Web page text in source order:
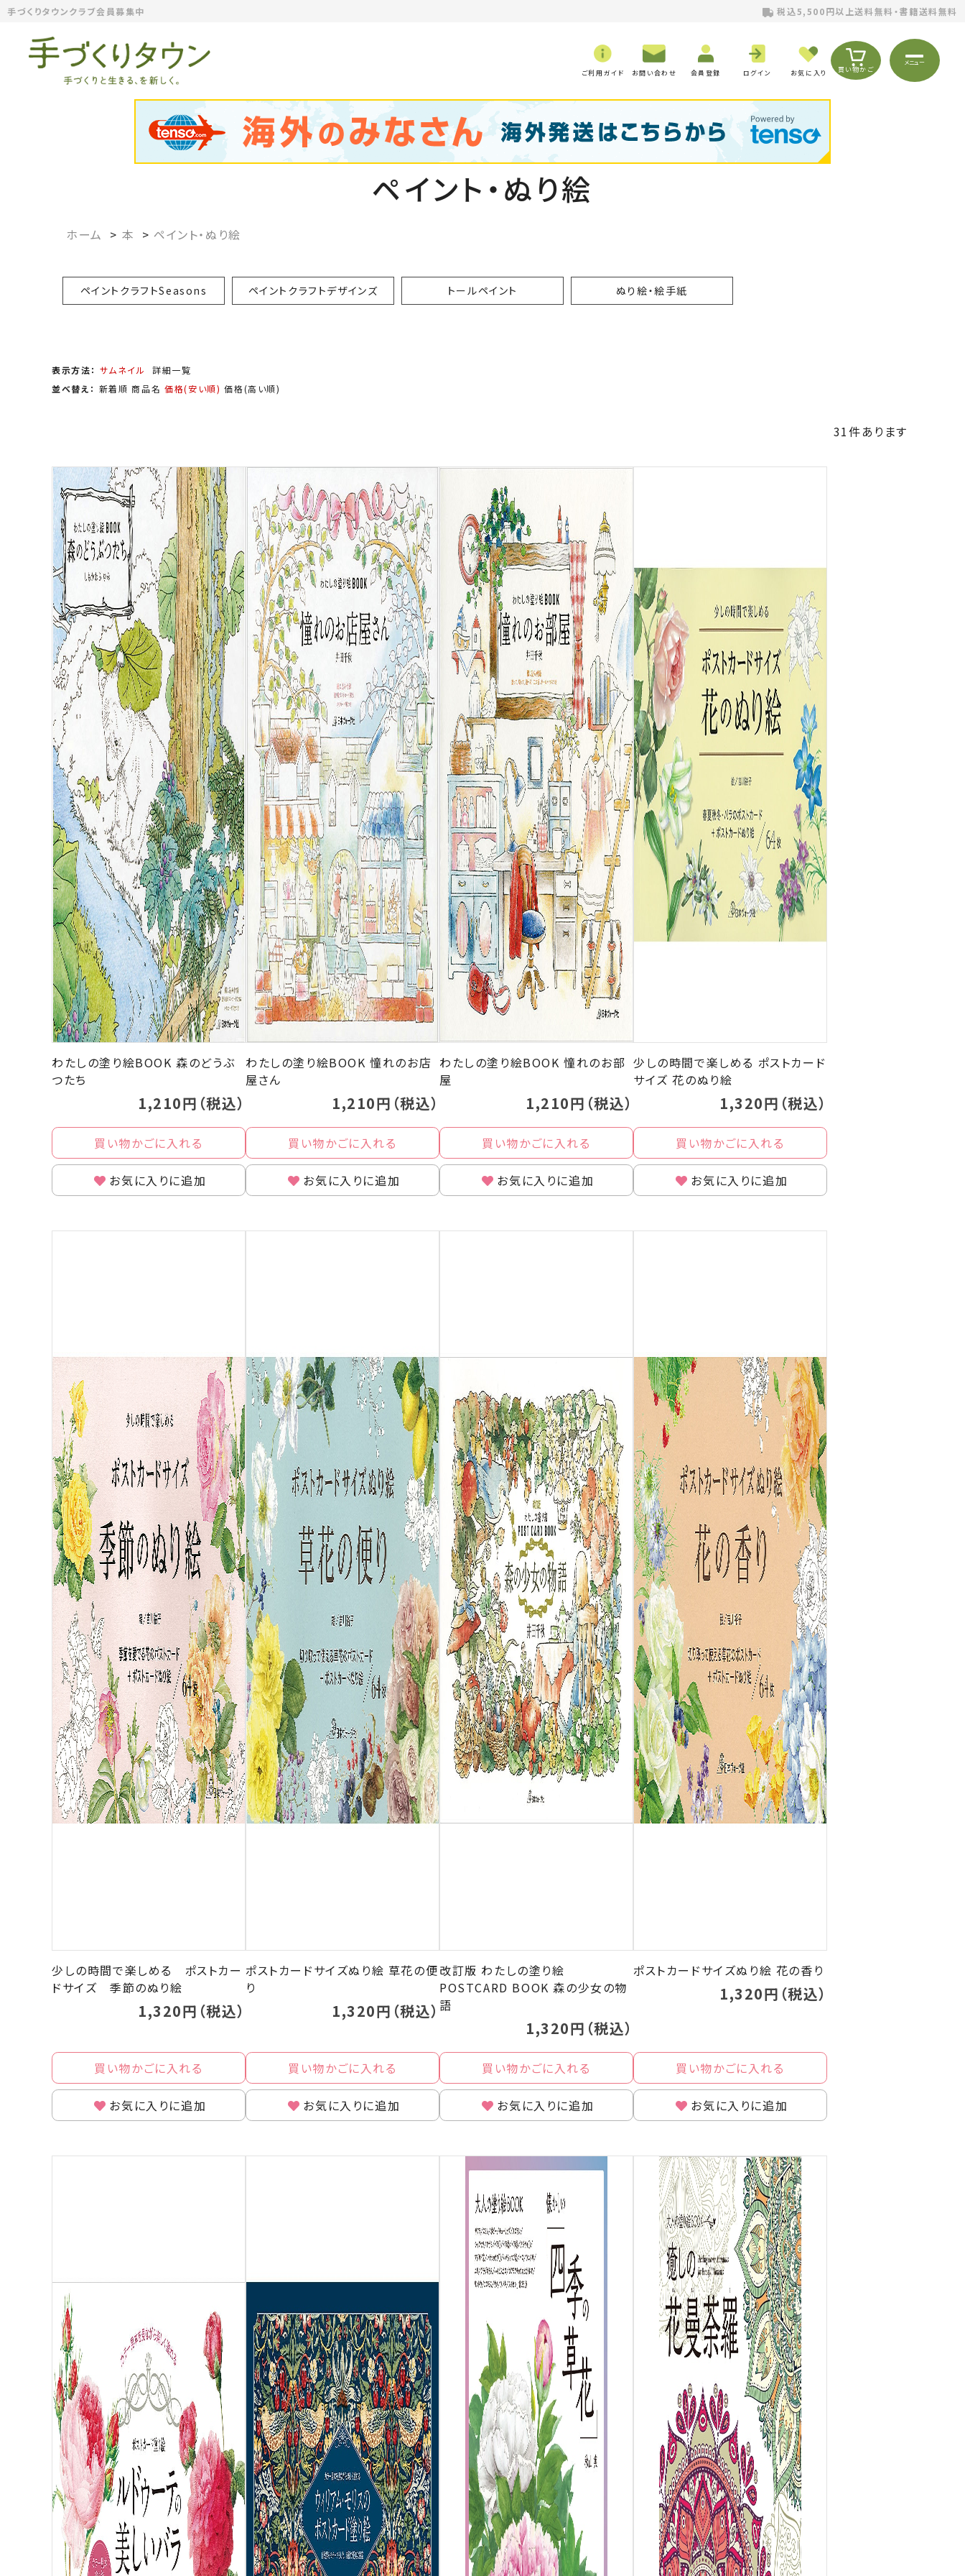
手づくりタウンクラブ会員募集中 税込5,500円以上送料無料・書籍送料無料
ご利用ガイド お問い合わせ 会員登録 ログイン お気に入り 買い物かご
メニュー
ペイント・ぬり絵
ホーム > 本 > ペイント・ぬり絵
ペイントクラフトSeasons ペイントクラフトデザインズ トールペイント ぬり絵・絵手紙
表示方法： サムネイル
詳細一覧
並べ替え： 新着順 商品名 価格(安い順) 価格(高い順)
31件あります
わたしの塗り絵BOOK 森のどうぶ
つたち
1,210円（税込）
買い物かごに入れる
お気に入りに追加
わたしの塗り絵BOOK 憧れのお店
屋さん
1,210円（税込）
買い物かごに入れる
お気に入りに追加
わたしの塗り絵BOOK 憧れのお部
屋
1,210円（税込）
買い物かごに入れる
お気に入りに追加
少しの時間で楽しめる ポストカード
サイズ 花のぬり絵
1,320円（税込）
買い物かごに入れる
お気に入りに追加
少しの時間で楽しめる ポストカー
ドサイズ 季節のぬり絵
1,320円（税込）
買い物かごに入れる
お気に入りに追加
ポストカードサイズぬり絵 草花の便
り
1,320円（税込）
買い物かごに入れる
お気に入りに追加
改訂版 わたしの塗り絵
POSTCARD BOOK 森の少女の物
語
1,320円（税込）
買い物かごに入れる
お気に入りに追加
ポストカードサイズぬり絵 花の香り
1,320円（税込）
買い物かごに入れる
お気に入りに追加